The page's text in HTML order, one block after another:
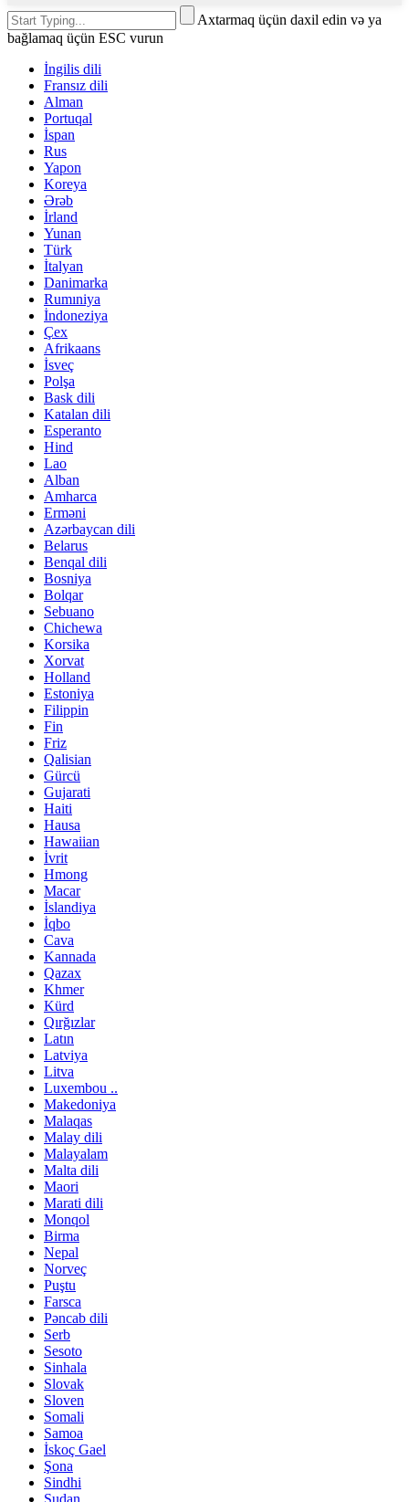
Axtarmaq üçün daxil edin və ya
bağlamaq üçün ESC vurun
İngilis dili
Fransız dili
Alman
Portuqal
İspan
Rus
Yapon
Koreya
Ərəb
İrland
Yunan
Türk
İtalyan
Danimarka
Rumıniya
İndoneziya
Çex
Afrikaans
İsveç
Polşa
Bask dili
Katalan dili
Esperanto
Hind
Lao
Alban
Amharca
Erməni
Azərbaycan dili
Belarus
Benqal dili
Bosniya
Bolqar
Sebuano
Chichewa
Korsika
Xorvat
Holland
Estoniya
Filippin
Fin
Friz
Qalisian
Gürcü
Gujarati
Haiti
Hausa
Hawaiian
İvrit
Hmong
Macar
İslandiya
İqbo
Cava
Kannada
Qazax
Khmer
Kürd
Qırğızlar
Latın
Latviya
Litva
Luxembou ..
Makedoniya
Malaqas
Malay dili
Malayalam
Malta dili
Maori
Marati dili
Monqol
Birma
Nepal
Norveç
Puştu
Farsca
Pəncab dili
Serb
Sesoto
Sinhala
Slovak
Sloven
Somali
Samoa
İskoç Gael
Şona
Sindhi